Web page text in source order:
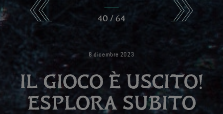
40 / 64
8 dicembre 2023
IL GIOCO È USCITO!
ESPLORA SUBITO